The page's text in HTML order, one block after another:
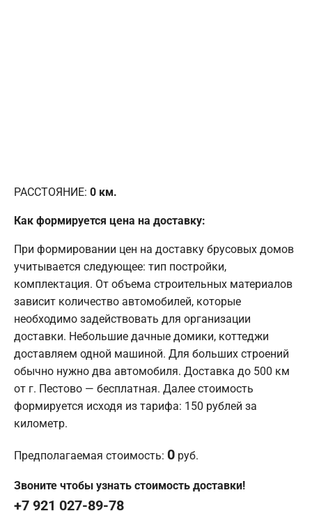
РАССТОЯНИЕ: 0 км.
Как формируется цена на доставку:
При формировании цен на доставку брусовых домов
учитывается следующее: тип постройки,
комплектация. От объема строительных материалов
зависит количество автомобилей, которые
необходимо задействовать для организации
доставки. Небольшие дачные домики, коттеджи
доставляем одной машиной. Для больших строений
обычно нужно два автомобиля. Доставка до 500 км
от г. Пестово — бесплатная. Далее стоимость
формируется исходя из тарифа: 150 рублей за
километр.
Предполагаемая стоимость: 0 руб.
Звоните чтобы узнать стоимость доставки!
+7 921 027-89-78